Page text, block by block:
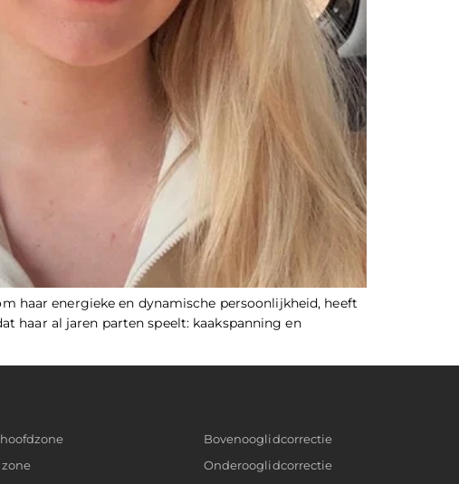
haar energieke en dynamische persoonlijkheid, heeft
haar al jaren parten speelt: kaakspanning en
Bovenooglidcorrectie
Onderooglidcorrectie